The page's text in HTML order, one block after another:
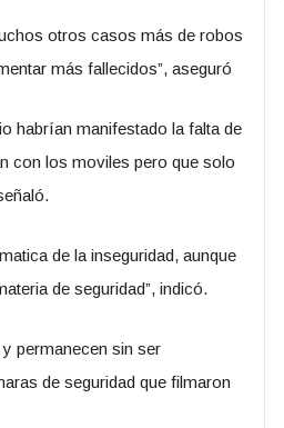
otros casos más de robos
más fallecidos”, aseguró
habrían manifestado la falta de
con los moviles pero que solo
de la inseguridad, aunque
de seguridad”, indicó.
permanecen sin ser
de seguridad que filmaron